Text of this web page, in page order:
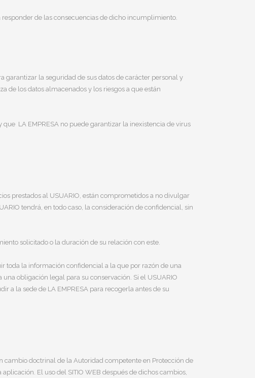
de las consecuencias de dicho incumplimiento.
garantizar la seguridad de sus datos de carácter personal y
de los datos almacenados y los riesgos a que están
LA EMPRESA no puede garantizar la inexistencia de virus
prestados al USUARIO, están comprometidos a no divulgar
tendrá, en todo caso, la consideración de confidencial, sin
solicitado o la duración de su relación con este.
toda la información confidencial a la que por razón de una
obligación legal para su conservación. Si el USUARIO
a la sede de LA EMPRESA para recogerla antes de su
cambio doctrinal de la Autoridad competente en Protección de
El uso del SITIO WEB después de dichos cambios,